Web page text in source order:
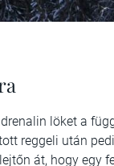
löket a
reggeli után
át, hogy egy